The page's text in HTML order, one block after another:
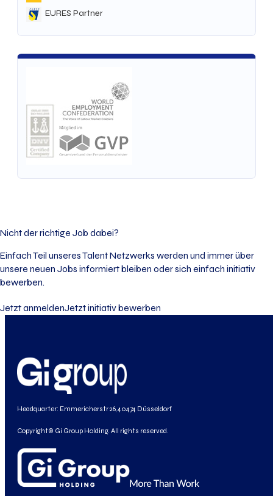
EURES Partner
Nicht der richtige Job dabei?
Einfach Teil unseres Talent Netzwerks werden und immer über
unsere neuen Jobs informiert bleiben oder sich einfach initiativ
bewerben.
Jetzt anmeldenJetzt initiativ bewerben
Headquarter: Emmericherstr 26, 40474 Düsseldorf
Copyright© Gi Group Holding. All rights reserved.